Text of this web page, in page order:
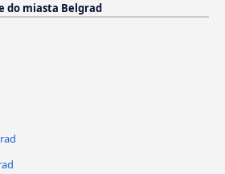
do miasta Belgrad